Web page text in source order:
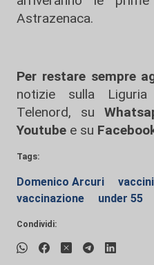
Astrazenaca.
Per restare sempre
notizie sulla
Telenord, su
Youtube e su
Tags:
Domenico Arcuri vaccini
vaccinazione
under 55
Condividi: